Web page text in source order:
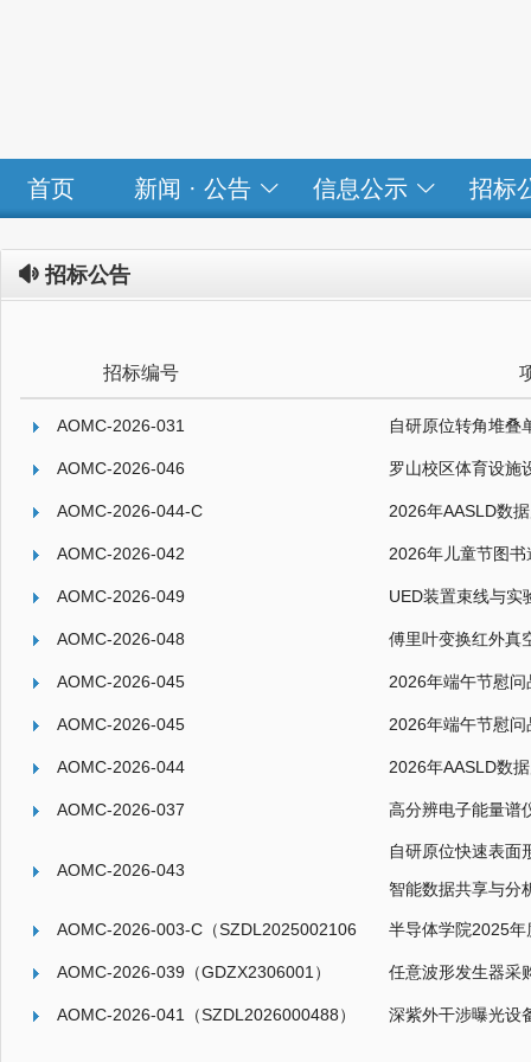
首页 新闻 · 公告 信息公示 招标
 招标公告
招标编号
AOMC-2026-031 自研原位转角堆叠
AOMC-2026-046 罗山校区体育设施
AOMC-2026-044-C 2026年AASLD数
AOMC-2026-042 2026年儿童节图
AOMC-2026-049 UED装置束线与实
AOMC-2026-048 傅里叶变换红外真
AOMC-2026-045 2026年端午节慰
AOMC-2026-045 2026年端午节慰
AOMC-2026-044 2026年AASLD数
AOMC-2026-037 高分辨电子能量谱
AOMC-2026-043
自研原位快速表面
智能数据共享与分
AOMC-2026-003-C（SZDL2025002106 半导体学院2025
AOMC-2026-039（GDZX2306001） 任意波形发生器采
AOMC-2026-041（SZDL2026000488） 深紫外干涉曝光设